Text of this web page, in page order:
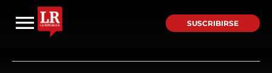
SUSCRIBIRSE